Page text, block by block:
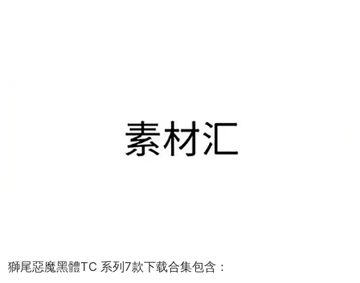
獅尾惡魔黑體TC 系列7款下载合集包含：